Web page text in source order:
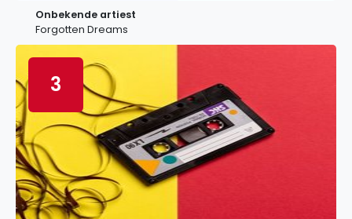
Onbekende artiest
Forgotten Dreams
3